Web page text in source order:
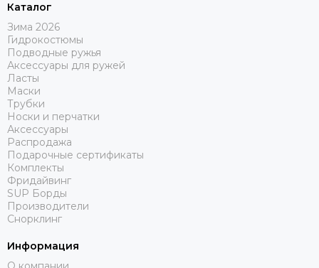
Каталог
Зима 2026
Гидрокостюмы
Подводные ружья
Аксессуары для ружей
Ласты
Маски
Трубки
Носки и перчатки
Аксессуары
Распродажа
Подарочные сертификаты
Комплекты
Фридайвинг
SUP Борды
Производители
Снорклинг
Информация